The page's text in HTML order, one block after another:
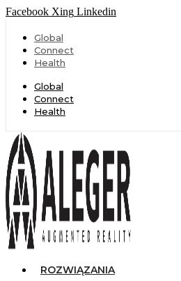
Facebook Xing Linkedin
Global
Connect
Health
Global
Connect
Health
ROZWIĄZANIA